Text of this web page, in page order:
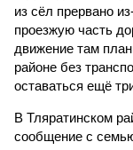
аварийно-
приступить
воды,
ориентировочно к
транспортное
восстановлено по